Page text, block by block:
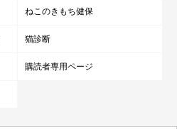
ねこのきもち健保
猫診断
購読者専用ページ